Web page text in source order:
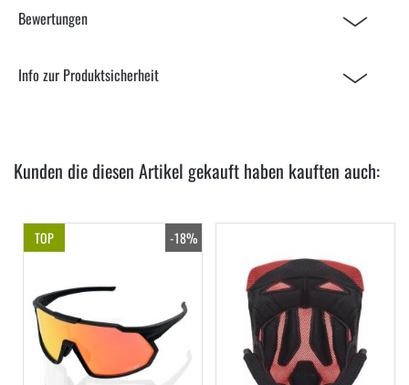
Bewertungen
Info zur Produktsicherheit
Kunden die diesen Artikel gekauft haben kauften auch:
TOP -18%